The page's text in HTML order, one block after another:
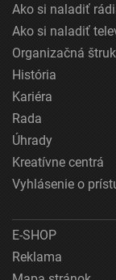
Ako si naladiť
Ako si naladiť
Organizačná
História
Kariéra
Rada
Úhrady
Kreatívne centrá
Vyhlásenie o
E-SHOP
Reklama